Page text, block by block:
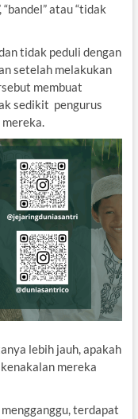
atau “tidak
tidak peduli dengan
setelah melakukan
membuat
sedikit pengurus
lebih jauh, apakah
mereka
terdapat